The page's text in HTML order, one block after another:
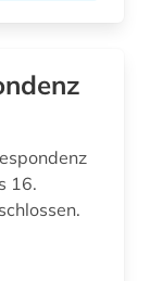
16.